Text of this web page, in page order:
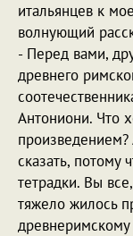
итальянцев к
волнующий
- Перед вами,
древнего
Антониони. Что
произведением?
сказать, потому
тетрадки. Вы
тяжело жилось